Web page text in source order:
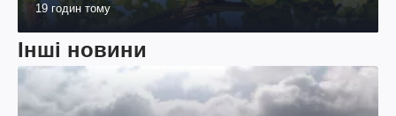
19 годин тому
Інші новини